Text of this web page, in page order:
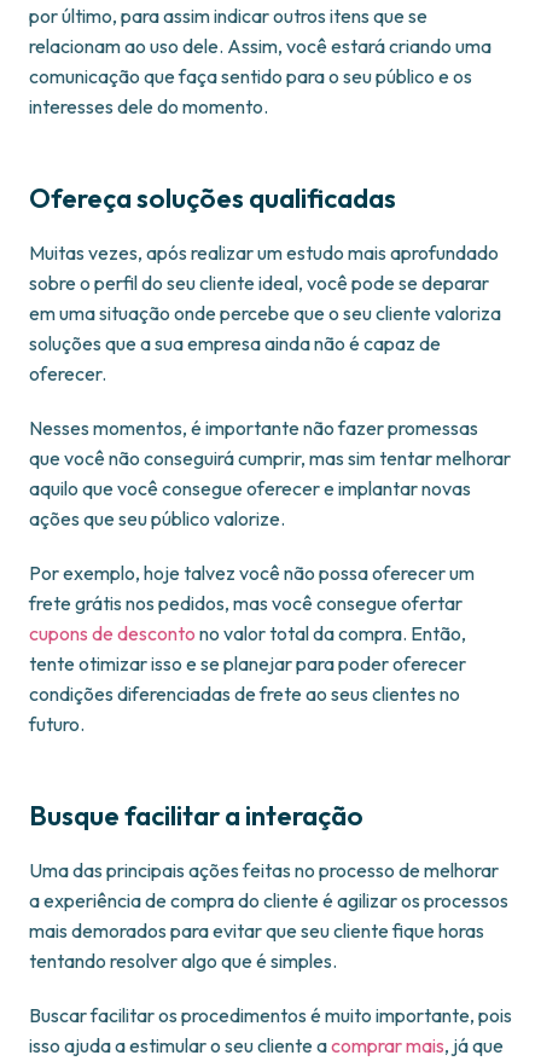
por último, para assim indicar outros itens que se
relacionam ao uso dele. Assim, você estará criando uma
comunicação que faça sentido para o seu público e os
interesses dele do momento.
Ofereça soluções qualificadas
Muitas vezes, após realizar um estudo mais aprofundado
sobre o perfil do seu cliente ideal, você pode se deparar
em uma situação onde percebe que o seu cliente valoriza
soluções que a sua empresa ainda não é capaz de
oferecer.
Nesses momentos, é importante não fazer promessas
que você não conseguirá cumprir, mas sim tentar melhorar
aquilo que você consegue oferecer e implantar novas
ações que seu público valorize.
Por exemplo, hoje talvez você não possa oferecer um
frete grátis nos pedidos, mas você consegue ofertar
cupons de desconto no valor total da compra. Então,
tente otimizar isso e se planejar para poder oferecer
condições diferenciadas de frete ao seus clientes no
futuro.
Busque facilitar a interação
Uma das principais ações feitas no processo de melhorar
a experiência de compra do cliente é agilizar os processos
mais demorados para evitar que seu cliente fique horas
tentando resolver algo que é simples.
Buscar facilitar os procedimentos é muito importante, pois
isso ajuda a estimular o seu cliente acomprar mais, já que